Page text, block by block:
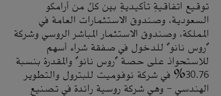
توقيع اتفاقيةٍ تأكيديةٍ بين كلٍّ من أرامكو
السعودية، وصندوق الاستثمارات العامة في
المملكة، وصندوق الاستثمار المباشر الروسي وشركة
"روس نانو" للدخول في صفقة شراء أسهم
للاستحواذ على حصة "روس نانو" والمقدرة بنسبة
30.76% في شركة نوفوميت للبترول والتطوير
الهندسي – وهي شركة روسية رائدة في تصنيع